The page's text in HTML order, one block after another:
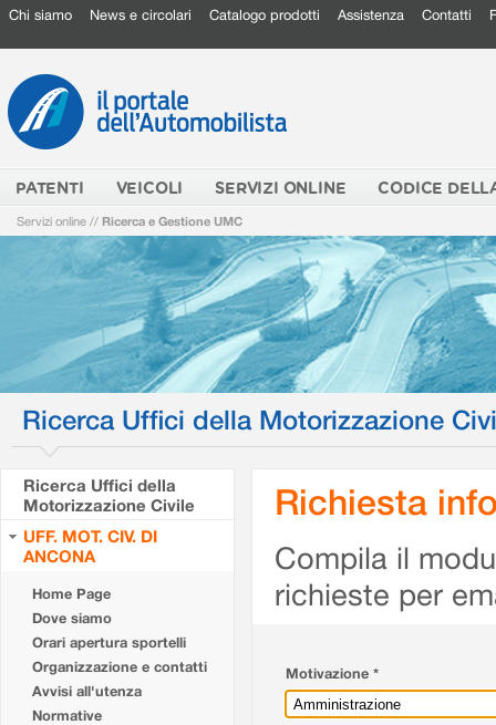
Chi siamo News e circolari Catalogo prodotti Assistenza Contatti
PATENTI VEICOLI SERVIZI ONLINE CODICE
Servizi online // Ricerca e Gestione UMC
Ricerca Uffici della Motorizzazione
Ricerca Uffici della
Motorizzazione Civile
UFF. MOT. CIV. DI
ANCONA
Home Page
Dove siamo
Orari apertura sportelli
Organizzazione e contatti
Avvisi all'utenza
Normative
Richiesta
Compila il
richieste per
Motivazione *